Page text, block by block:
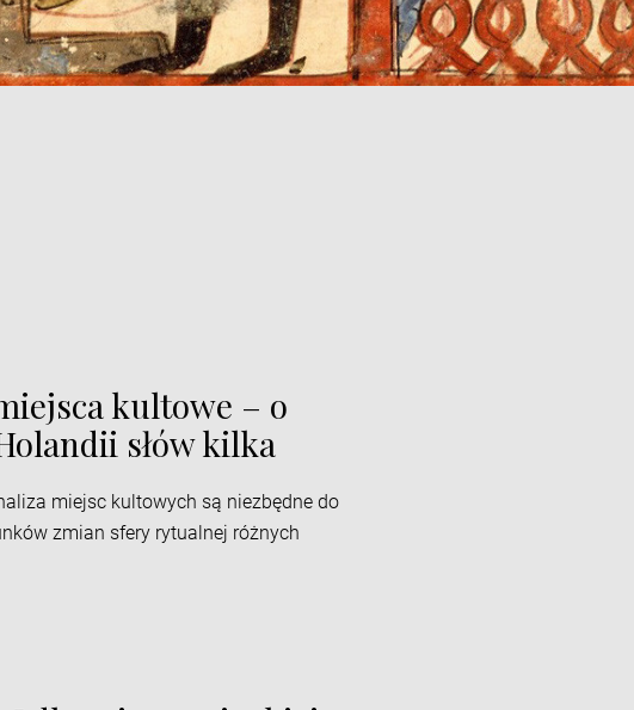
kultowe – o
słów kilka
miejsc kultowych są niezbędne do
zmian sfery rytualnej różnych